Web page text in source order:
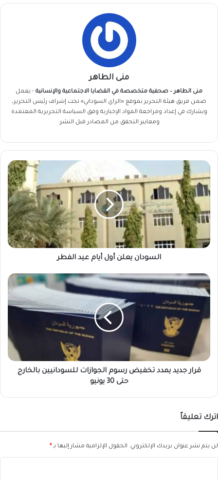
منى الطاهر
منى الطاهر – صحفية متخصصة في القضايا الاجتماعية والإنسانية - يعمل
ضمن فريق هيئة التحرير بموقع «الراي السوداني» تحت إشراف رئيس التحرير،
ويشارك في إعداد ومراجعة المواد الإخبارية وفق السياسة التحريرية المعتمدة
ومعايير التحقق من المصادر قبل النشر.
السودان
يعلن
أول
أيام
الفطر
السودان يعلن أول أيام عيد الفطر
قرار
جديد
يمدد
تخفيض
رسوم
الجوازات
للسودانيين
بالخارج
حتى
قرار جديد يمدد تخفيض رسوم الجوازات للسودانيين بالخارج
حتى 30 يونيو
اترك تعليقاً
لن يتم نشر عنوان بريدك الإلكتروني. الحقول الإلزامية مشار إليها بـ *